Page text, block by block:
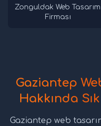
Zonguldak Web Tasarım
Firması
Gaziantep
Hakkında
Gaziantep web